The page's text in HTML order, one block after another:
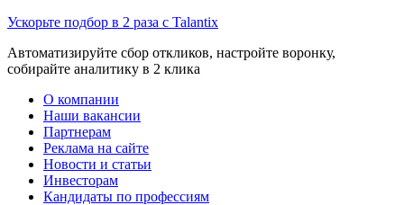
Ускорьте подбор в 2 раза с Talantix
Автоматизируйте сбор откликов, настройте воронку,
собирайте аналитику в 2 клика
О компании
Наши вакансии
Партнерам
Реклама на сайте
Новости и статьи
Инвесторам
Кандидаты по профессиям